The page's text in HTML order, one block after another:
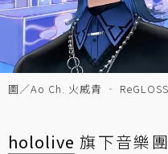
圖／Ao Ch. 火威青 ‐
hololive 旗下音樂